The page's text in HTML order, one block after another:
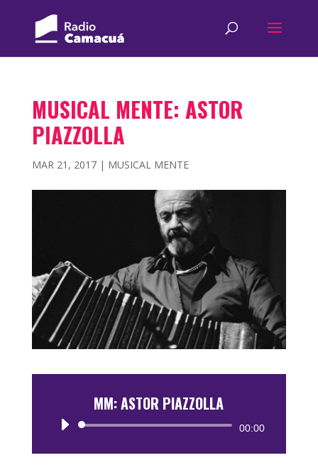
MUSICAL MENTE: ASTOR
PIAZZOLLA
MAR 21, 2017| MUSICAL MENTE
MM: ASTOR PIAZZOLLA
Reproductor
00:00